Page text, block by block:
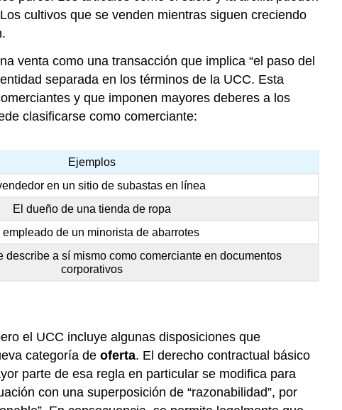
cultivos que se venden mientras siguen creciendo
venta como una transacción que implica “el paso del
separada en los términos de la UCC. Esta
y que imponen mayores deberes a los
clasificarse como comerciante:
Ejemplos
en un sitio de subastas en línea
El dueño de una tienda de ropa
empleado de un minorista de abarrotes
describe a sí mismo como comerciante en documentos
corporativos
el UCC incluye algunas disposiciones que
categoría de oferta. El derecho contractual básico
parte de esa regla en particular se modifica para
con una superposición de “razonabilidad”, por